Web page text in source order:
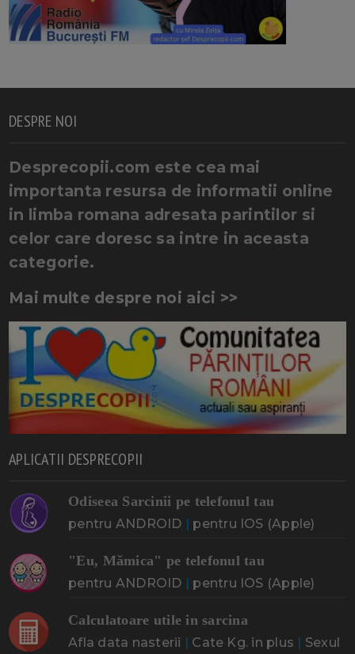
DESPRE NOI
Desprecopii.com este cea mai
importanta resursa de informatii online
in limba romana adresata parintilor si
celor care doresc sa intre in aceasta
categorie.
Mai multe despre noi aici >>
APLICATII DESPRECOPII
Odiseea Sarcinii pe telefonul tau
pentru ANDROID | pentru IOS (Apple)
"Eu, Mămica" pe telefonul tau
pentru ANDROID | pentru IOS (Apple)
Calculatoare utile in sarcina
Afla data nasterii | Cate Kg. in plus | Sexul